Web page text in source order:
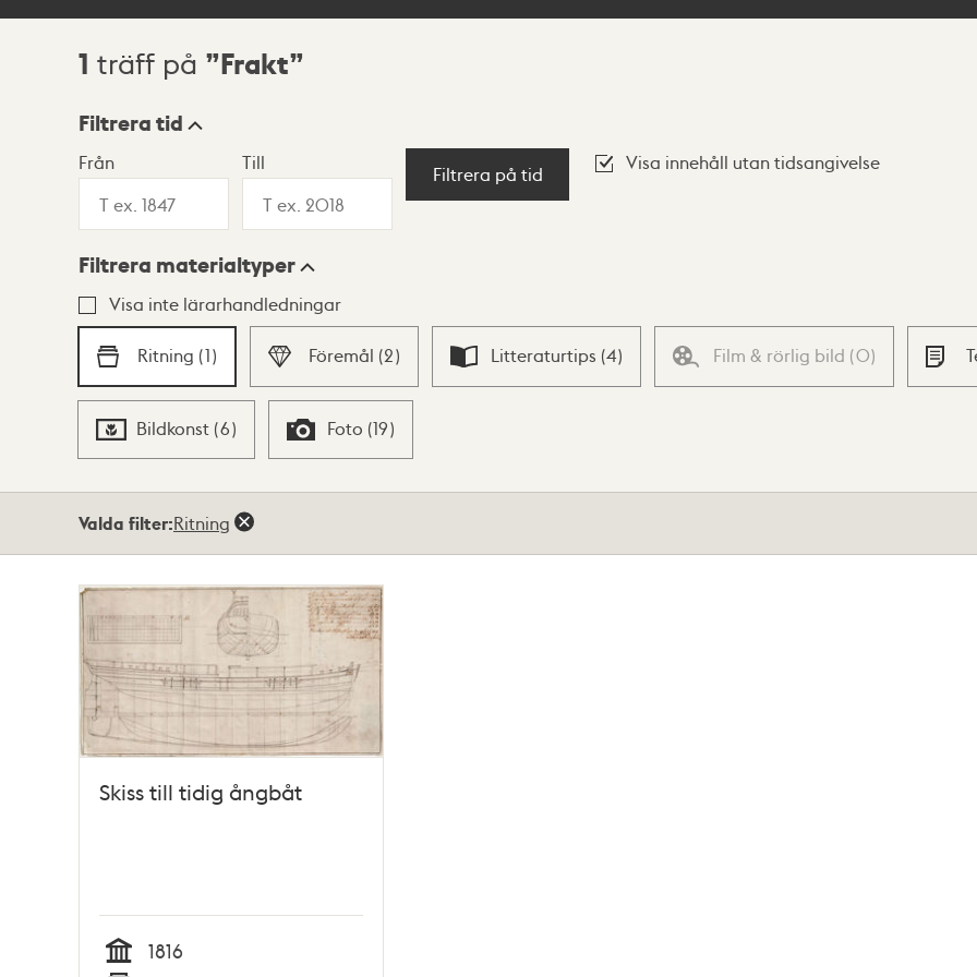
Sökresultat
1 träff på Frakt
Visningsläge
Lista Karta
Filtrera tid
Från Till
Filtrera på tid
Visa innehåll utan tidsangivelse
Filtrera materialtyper
Visa inte lärarhandledningar
Ritning (1) Föremål (2) Litteraturtips (4) Film & rörlig bild (0)
Bildkonst (6) Foto (19)
Valda filter:Ritning
Skiss till tidig ångbåt
1816